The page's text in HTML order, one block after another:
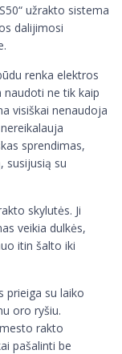
užrakto sistema
dalijimosi
renka elektros
ne tik kaip
visiškai nenaudoja
sprendimas,
susijusią su
skylutės. Ji
veikia dulkės,
itin šalto iki
prieiga su laiko
oro ryšiu.
rakto
pašalinti be